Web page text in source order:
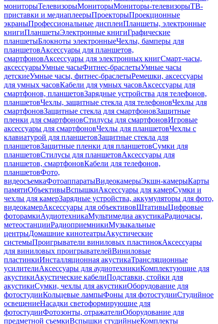
мониторыТелевизорыМониторыМониторы-телевизорыТВ-
приставки и медиаплеерыПроекторыПроекционные
экраныПрофессиональные дисплеиПланшеты, электронные
книгиПланшетыЭлектронные книгиГрафические
планшетыБлокноты электронныеЧехлы, бамперы для
планшетовАксессуары для планшетов,
смартфоновАксессуары для электронных книгСмарт-часы,
аксессуарыУмные часыФитнес-браслетыУмные часы
детскиеУмные часы, фитнес-браслетыРемешки, аксессуары
для умных часовКабели для умных часовАксессуары для
смартфонов, планшетовЗарядные устройства для телефонов,
планшетовЧехлы, защитные стекла для телефоновЧехлы для
смартфоновЗащитные стекла для смартфоновЗащитные
пленки для смартфоновСтилусы для смартфоновИгровые
аксессуары для смартфоновЧехлы для планшетовЧехлы с
клавиатурой для планшетовЗащитные стекла для
планшетовЗащитные пленки для планшетовСумки для
планшетовСтилусы для планшетовАксессуары для
планшетов, смартфоновКабели для телефонов,
планшетовФото,
видеосъемкаФотоаппаратыВидеокамерыЭкшн-камерыКарты
памятиОбъективыВспышкиАксессуары для камерСумки и
чехлы для камерЗарядные устройства, аккумуляторы для фото,
видеокамерАксессуары для объективовШтативыЦифровые
фоторамкиАудиотехникаМультимедиа акустикаРадиочасы,
метеостанцииРадиоприемникиМузыкальные
центрыДомашние кинотеатрыАкустические
системыПроигрыватели виниловых пластинокАксессуары
для виниловых проигрывателейВиниловые
пластинкиИнсталляционная акустикаТрансляционные
усилителиАксессуары для аудиотехникиКомплектующие для
акустикиАкустические кабелиПодставки, стойки для
акустикиСумки, чехлы для акустикиОборудование для
фотостудииКольцевые лампыФоны для фотостудииСтудийное
освещениеНасадки светоформирующие для
фотостудииФотозонты, отражателиОборудование для
предметной съемкиВспышки студийныеКомплекты